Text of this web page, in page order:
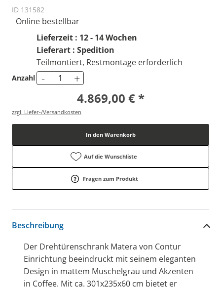
ID 131582
Online bestellbar
Lieferzeit : 12 - 14 Wochen
Lieferart : Spedition
Teilmontiert, Restmontage erforderlich
Anzahl - +
4.869,00 € *
zzgl. Liefer-/Versandkosten
In den Warenkorb
Auf die Wunschliste
Fragen zum Produkt
Beschreibung
Der Drehtürenschrank Matera von Contur
Einrichtung beeindruckt mit seinem eleganten
Design in mattem Muschelgrau und Akzenten
in Coffee. Mit ca. 301x235x60 cm bietet er